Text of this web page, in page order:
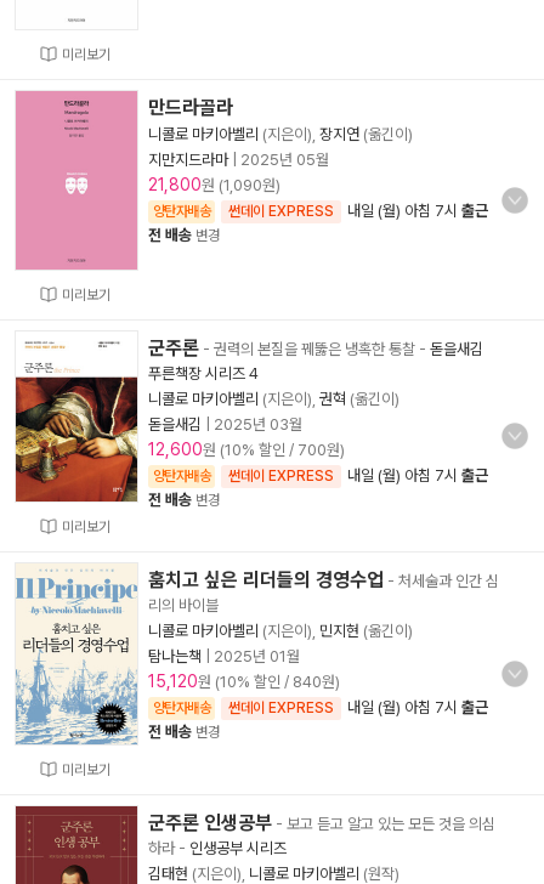
미리보기
미리보기
만드라골라
니콜로 마키아벨리 (지은이), 장지연 (옮긴이)
지만지드라마| 2025년 05월
21,800원 (1,090원)
양탄자배송 썬데이 EXPRESS 내일 (월) 아침 7시 출근
전 배송 변경
미리보기
군주론 - 권력의 본질을 꿰뚫은 냉혹한 통찰 - 돋을새김
푸른책장 시리즈 4
니콜로 마키아벨리 (지은이), 권혁 (옮긴이)
돋을새김
2025년 03월
12,600원 (10% 할인 / 700원)
양탄자배송 썬데이 EXPRESS 내일 (월) 아침 7시 출근
전 배송 변경
미리보기
훔치고 싶은 리더들의 경영수업 - 처세술과 인간 심
리의 바이블
니콜로 마키아벨리 (지은이), 민지현 (옮긴이)
탐나는책
2025년 01월
15,120원 (10% 할인 / 840원)
양탄자배송 썬데이 EXPRESS 내일 (월) 아침 7시 출근
전 배송 변경
군주론 인생공부 - 보고 듣고 알고 있는 모든 것을 의심
하라- 인생공부 시리즈
김태현 (지은이), 니콜로 마키아벨리 (원작)